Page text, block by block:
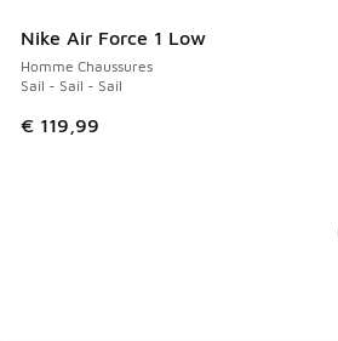
Nike Air Force 1 Low
Homme Chaussures
Sail - Sail - Sail
€ 119,99